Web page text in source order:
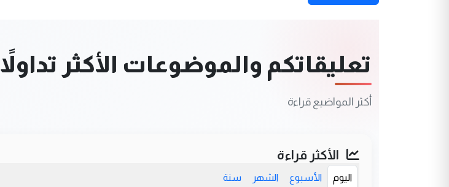
تعليقاتكم والموضوعات الأكثر تداولاً
أكثر المواضيع قراءة
الأكثر قراءة
اليوم الأسبوع الشهر سنة